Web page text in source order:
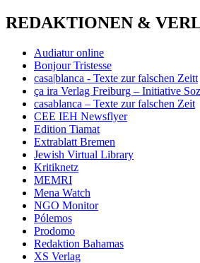
REDAKTIONEN &
Audiatur online
Bonjour Tristesse
casa|blanca - Texte zur falschen Zeitt
ça ira Verlag Freiburg – Initiative
casablanca – Texte zur falschen Zeit
CEE IEH Newsflyer
Edition Tiamat
Extrablatt Bremen
Jewish Virtual Library
Kritiknetz
MEMRI
Mena Watch
NGO Monitor
Pólemos
Prodomo
Redaktion Bahamas
XS Verlag